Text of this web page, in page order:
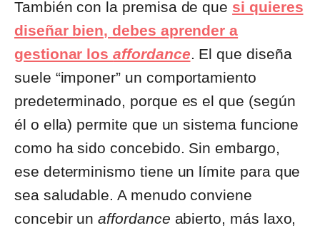
También con la premisa de que si quieres
diseñar bien, debes aprender a
gestionar losaffordance. El que diseña
suele “imponer” un comportamiento
predeterminado, porque es el que (según
él o ella) permite que un sistema funcione
como ha sido concebido. Sin embargo,
ese determinismo tiene un límite para que
sea saludable. A menudo conviene
concebir unaffordance abierto, más laxo,